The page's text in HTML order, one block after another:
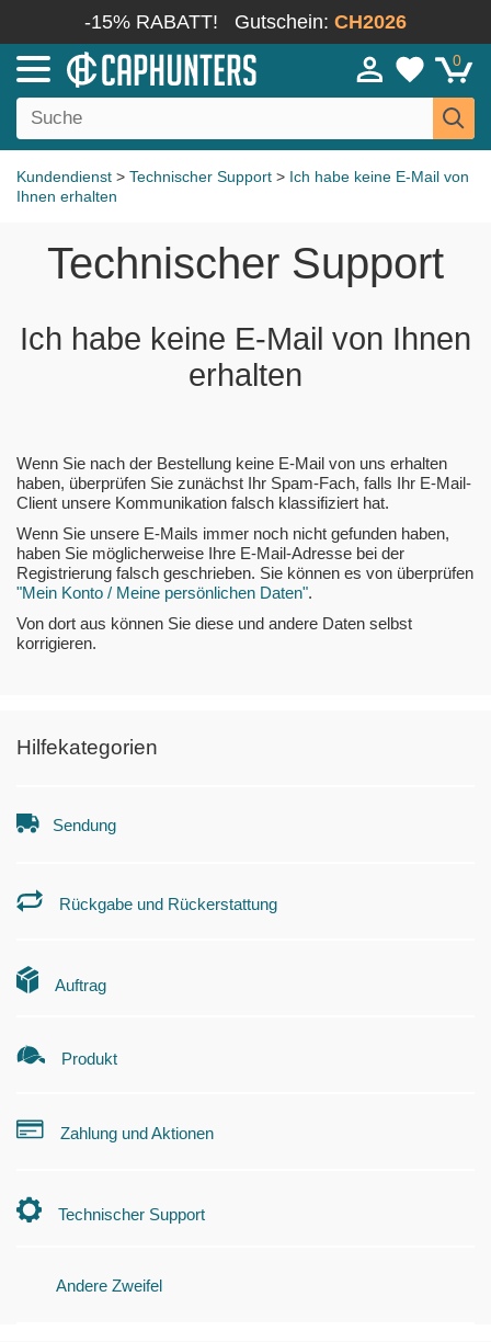
-15% RABATT! Gutschein: CH2026
0
Kundendienst > Technischer Support > Ich habe keine E-Mail von
Ihnen erhalten
Technischer Support
Ich habe keine E-Mail von Ihnen
erhalten
Wenn Sie nach der Bestellung keine E-Mail von uns erhalten
haben, überprüfen Sie zunächst Ihr Spam-Fach, falls Ihr E-Mail-
Client unsere Kommunikation falsch klassifiziert hat.
Wenn Sie unsere E-Mails immer noch nicht gefunden haben,
haben Sie möglicherweise Ihre E-Mail-Adresse bei der
Registrierung falsch geschrieben. Sie können es von überprüfen
"Mein Konto / Meine persönlichen Daten".
Von dort aus können Sie diese und andere Daten selbst
korrigieren.
Hilfekategorien
Sendung
Rückgabe und Rückerstattung
Auftrag
Produkt
Zahlung und Aktionen
Technischer Support
Andere Zweifel